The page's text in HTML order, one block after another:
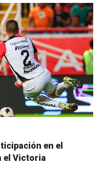
en el
el Victoria